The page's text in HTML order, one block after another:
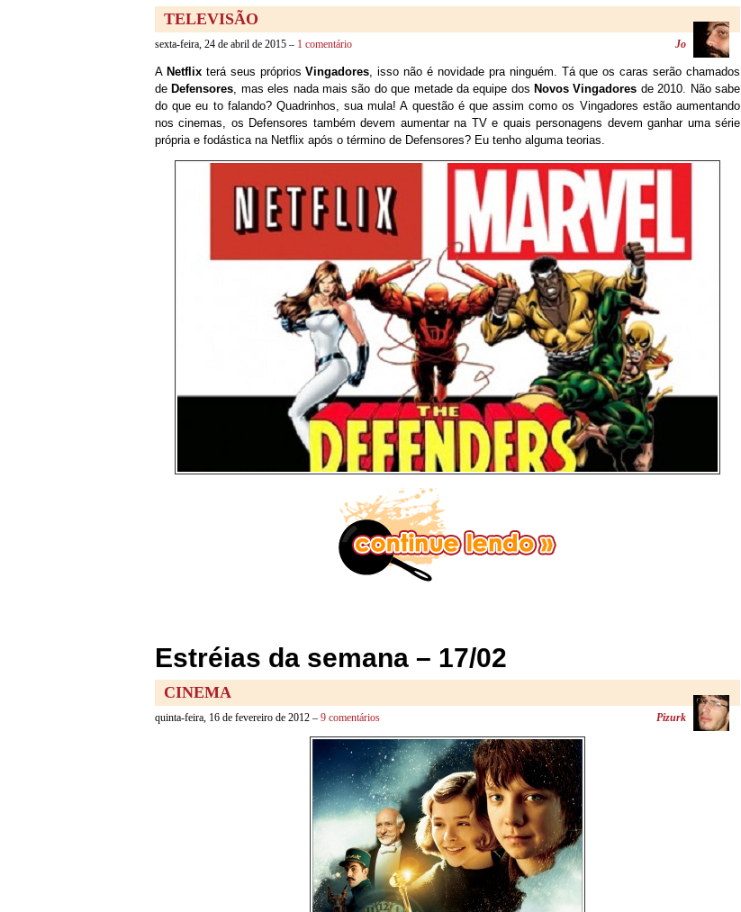
TELEVISÃO
sexta-feira, 24 de abril de 2015 – 1 comentário Jo
A Netflixterá seus própriosVingadores, isso não é novidade pra ninguém. Tá que os caras serão chamados
de Defensores, mas eles nada mais são do que metade da equipe dos Novos Vingadores de 2010. Não sabe
do que eu to falando? Quadrinhos, sua mula! A questão é que assim como os Vingadores estão aumentando
nos cinemas, os Defensores também devem aumentar na TV e quais personagens devem ganhar uma série
própria e fodástica na Netflix após o término de Defensores? Eu tenho alguma teorias.
Estréias da semana – 17/02
CINEMA
quinta-feira, 16 de fevereiro de 2012 – 9 comentários Pizurk